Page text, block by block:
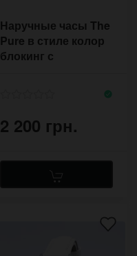
Наручные часы The
Pure в стиле колор
блокинг с
2 200 грн.